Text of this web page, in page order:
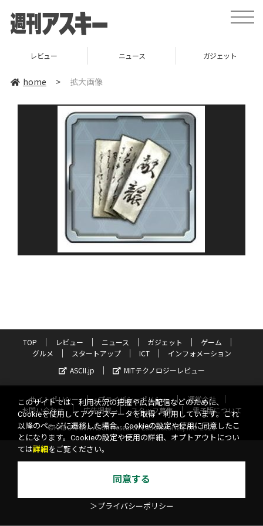
toggle
レビュー ニュース ガジェット
home > 拡大画像
TOP レビュー ニュース ガジェット
ゲーム
グルメ
スタートアップ ICT
インフォメーション
ASCII.jp
MITテクノロジーレビュー
サイトポリシー プライバシーポリシー
運営会社
お問い合わせ
広告掲載 スタッフ募集
電子版について
©KADOKAWA ASCII Research Laboratories, Inc. 2026
このサイトでは、利用状況の把握や広告配信などのために、
Cookieを使用してアクセスデータを取得・利用しています。これ
以降のページに遷移した場合、Cookieの設定や使用に同意したこ
とになります。Cookieの設定や使用の詳細、オプトアウトについ
ては詳細 をご覧ください。
同意する
＞プライバシーポリシー